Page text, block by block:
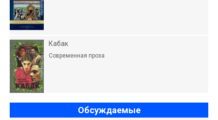
Кабак
Современная проза
Обсуждаемые